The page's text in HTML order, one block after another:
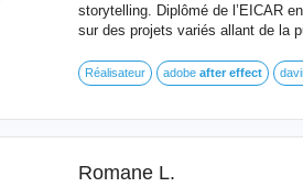
storytelling. Diplômé de l’EICAR
sur des projets variés allant de la
Réalisateur adobe after effect
Romane L.